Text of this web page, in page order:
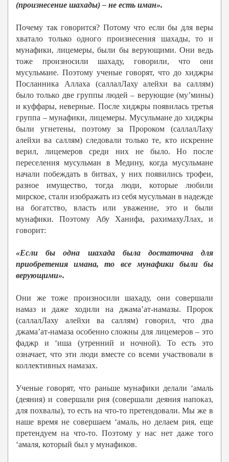
(произнесение шахады) – не есть иман».
Почему так говорится? Потому что если бы для веры
хватало только одного произнесения шахады, то и
мунафики, лицемеры, были бы верующими. Они ведь
тоже произносили шахаду, говорили, что они
мусульмане. Поэтому ученые говорят, что до хиджры
Посланника Аллаха (саллалЛаху алейхи ва саллям)
было только две группы людей – верующие (му’мины)
и куффары, неверные. После хиджры появилась третья
группа – мунафики, лицемеры. Мусульмане до хиджры
были угнетены, поэтому за Пророком (саллалЛаху
алейхи ва саллям) следовали только те, кто искренне
верил, лицемеров среди них не было. Но после
переселения мусульман в Медину, когда мусульмане
начали побеждать в битвах, у них появились трофеи,
разное имущество, тогда люди, которые любили
мирское, стали изображать из себя мусульман в надежде
на богатство, власть или уважение, это и были
мунафики. Поэтому Абу Ханифа, рахимахуЛлах, и
говорит:
«Если бы одна шахада была достаточна для
приобретения имана, то все мунафики были бы
верующими».
Они же тоже произносили шахаду, они совершали
намаз и даже ходили на джама’ат-намазы. Пророк
(саллалЛаху алейхи ва саллям) говорил, что два
джама’ат-намаза особенно сложны для лицемеров – это
фаджр и ‘иша (утренний и ночной). То есть это
означает, что эти люди вместе со всеми участвовали в
коллективных намазах.
Ученые говорят, что раньше мунафики делали ‘амаль
(деяния) и совершали рия (совершали деяния напоказ,
для похвалы), то есть на что-то претендовали. Мы же в
наше время не совершаем ‘амаль, но делаем рия, еще
претендуем на что-то. Поэтому у нас нет даже того
‘амаля, который был у мунафиков.